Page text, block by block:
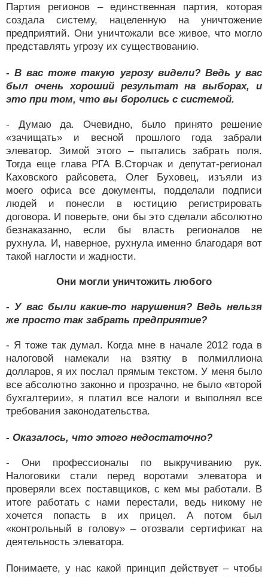
Партия регионов – единственная партия, которая
создала систему, нацеленную на уничтожение
предприятий. Они уничтожали все живое, что могло
представлять угрозу их существованию.
- В вас тоже такую угрозу видели? Ведь у вас
был очень хороший результат на выборах, и
это при том, что вы боролись с системой.
- Думаю да. Очевидно, было принято решение
«зачищать» и весной прошлого года забрали
элеватор. Зимой этого – пытались забрать поля.
Тогда еще глава РГА В.Сторчак и депутат-регионал
Каховского райсовета, Олег Буховец, изъяли из
моего офиса все документы, подделали подписи
людей и понесли в юстицию регистрировать
договора. И поверьте, они бы это сделали абсолютно
безнаказанно, если бы власть регионалов не
рухнула. И, наверное, рухнула именно благодаря вот
такой наглости и жадности.
Они могли уничтожить любого
- У вас были какие-то нарушения? Ведь нельзя
же просто так забрать предприятие?
- Я тоже так думал. Когда мне в начале 2012 года в
налоговой намекали на взятку в полмиллиона
долларов, я их послал прямым текстом. У меня было
все абсолютно законно и прозрачно, не было «второй
бухгалтерии», я платил все налоги и выполнял все
требования законодательства.
- Оказалось, что этого недостаточно?
- Они профессионалы по выкручиванию рук.
Налоговики стали перед воротами элеватора и
проверяли всех поставщиков, с кем мы работали. В
итоге работать с нами перестали, ведь никому не
хочется попасть в их прицел. А потом был
«контрольный в голову» – отозвали сертификат на
деятельность элеватора.
Понимаете, у нас какой принцип действует – чтобы